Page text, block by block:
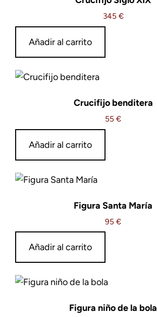
345 €
Añadir al carrito
Crucifijo benditera
55 €
Añadir al carrito
Figura Santa María
95 €
Añadir al carrito
Figura niño de la bola